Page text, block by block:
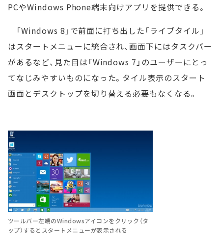
PCやWindows Phone端末向けアプリを提供できる。
「Windows 8」で前面に打ち出した「ライブタイル」
はスタートメニューに統合され、画面下にはタスクバー
があるなど、見た目は「Windows 7」のユーザーにとっ
てなじみやすいものになった。タイル表示のスタート
画面とデスクトップを切り替える必要もなくなる。
ツールバー左端のWindowsアイコンをクリック（タ
ップ）するとスタートメニューが表示される